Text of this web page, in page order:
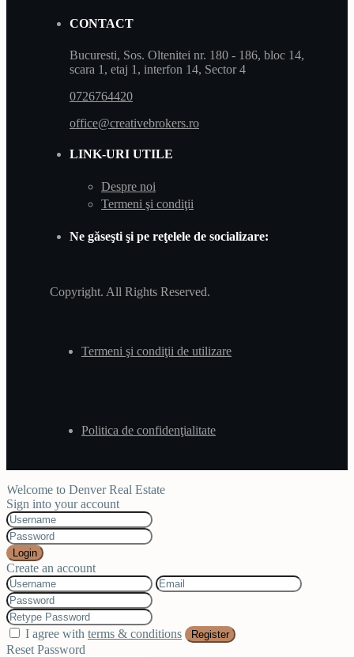
CONTACT
Bucuresti, Sos. Oltenitei nr. 180 - 186, bloc 14,
scara 1, etaj 1, interfon 14, Sector 4
0726764420
office@creativebrokers.ro
LINK-URI UTILE
Despre noi
Termeni şi condiţii
Ne găseşti şi pe reţelele de socializare:
Copyright. All Rights Reserved.
Termeni şi condiţii de utilizare
Politica de confidenţialitate
Welcome to Denver Real Estate
Sign into your account
Login
Create an account
I agree with terms & conditions Register
Reset Password